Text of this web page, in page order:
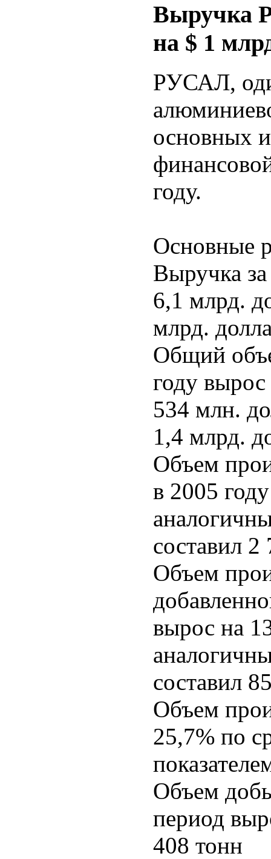
Выручка
на $ 1
РУСАЛ,
основных
году.
Основные
Выручка
6,1 млрд.
млрд.
Общий
году
534 млн.
1,4 млрд.
Объем
в 2005
составил
Объем
вырос на
составил
Объем
25,7% по
Объем
период
408 тонн